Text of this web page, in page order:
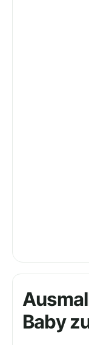
Baby